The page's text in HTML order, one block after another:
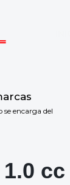
encarga del
cc